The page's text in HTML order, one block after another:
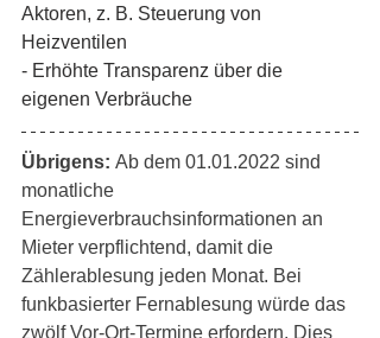
Aktoren, z. B. Steuerung von
Heizventilen
- Erhöhte Transparenz über die
eigenen Verbräuche
Übrigens: Ab dem 01.01.2022 sind
monatliche
Energieverbrauchsinformationen an
Mieter verpflichtend, damit die
Zählerablesung jeden Monat. Bei
funkbasierter Fernablesung würde das
zwölf Vor-Ort-Termine erfordern. Dies